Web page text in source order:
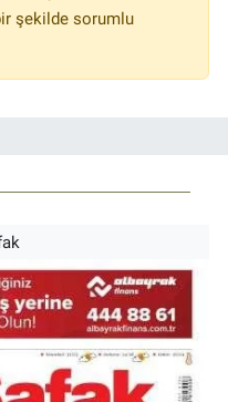
şekilde sorumlu